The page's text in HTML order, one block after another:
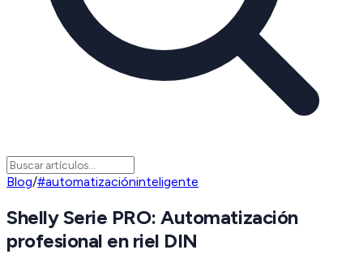
Blog/#automatizacióninteligente
Shelly Serie PRO: Automatización
profesional en riel DIN